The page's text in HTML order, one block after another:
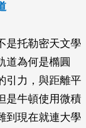
是托勒密天文學
道為何是橢圓
引力，與距離平
是牛頓使用微積
到現在就連大學